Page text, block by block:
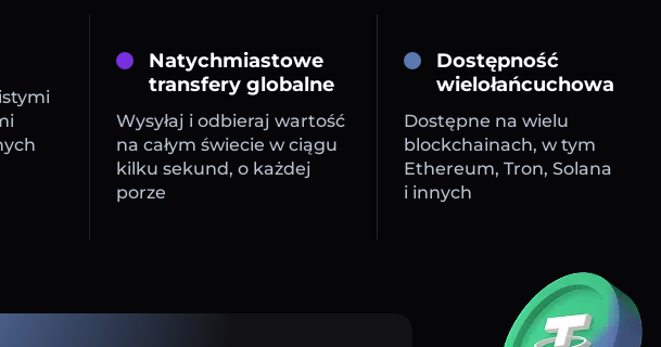
Natychmiastowe
transfery globalne
Wysyłaj i odbieraj wartość
na całym świecie w ciągu
kilku sekund, o każdej
porze
Dostępność
wielołańcuchowa
Dostępne na wielu
blockchainach, w tym
Ethereum, Tron, Solana
i innych